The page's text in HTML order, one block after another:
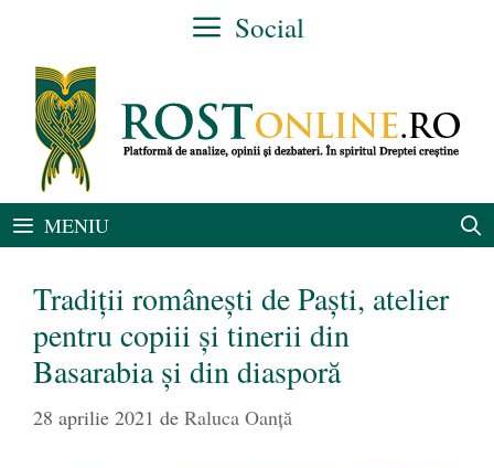
conținut
Social
MENIU
Tradiții românești de Paști, atelier
pentru copiii și tinerii din
Basarabia și din diasporă
28 aprilie 2021 de Raluca Oanță